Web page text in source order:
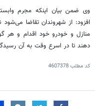
وی ضمن بیان اینکه مجرم
افزود: از شهروندان تقاضا
منازل و خودرو خود اقدام و هر
دهند تا در اسرع وقت به آن
کد مطلب4607378